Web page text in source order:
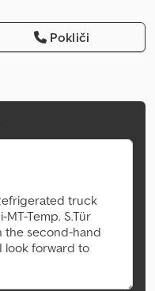
Pokliči